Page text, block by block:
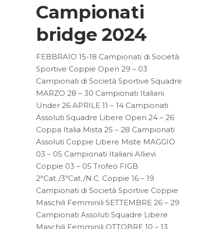
Campionati
bridge 2024
FEBBRAIO 15-18 Campionati di Società
Sportive Coppie Open 29 – 03
Campionati di Società Sportive Squadre
MARZO 28 – 30 Campionati Italiani
Under 26 APRILE 11 – 14 Campionati
Assoluti Squadre Libere Open 24 – 26
Coppa Italia Mista 25 – 28 Campionati
Assoluti Coppie Libere Miste MAGGIO
03 – 05 Campionati Italiani Allievi
Coppie 03 – 05 Trofeo FIGB
2ªCat./3ªCat./N.C. Coppie 16 – 19
Campionati di Società Sportive Coppie
Maschili Femminili SETTEMBRE 26 – 29
Campionati Assoluti Squadre Libere
Maschili Femminili OTTOBRE 10 – 13